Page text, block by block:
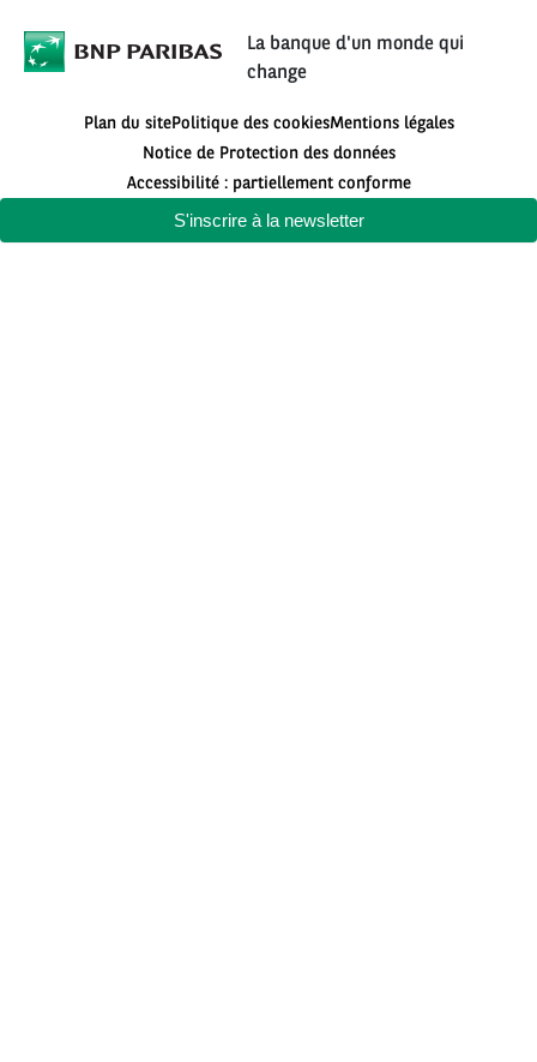
S'inscrire à la newsletter
La banque d'un monde qui
change
Plan du sitePolitique des cookiesMentions légales
Notice de Protection des données
Accessibilité : partiellement conforme